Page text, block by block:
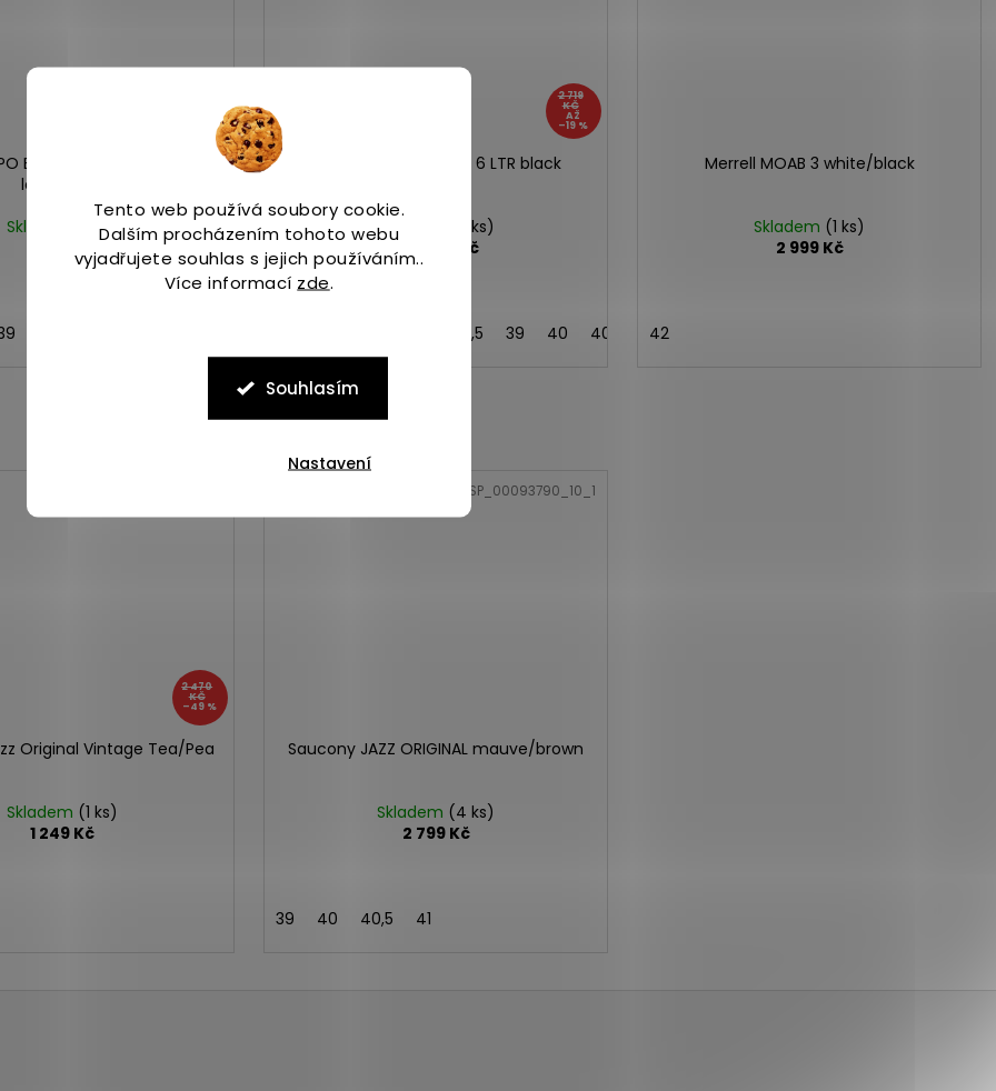
Tento web používá soubory cookie.
Dalším procházením tohoto webu
vyjadřujete souhlas s jejich používáním..
Více informací zde.
Souhlasím
Nastavení
EXPLORER AEROSPORT W
lost bloom
Skladem
(1 ks)
2 239 Kč
2 719
KČ
AŽ
–19 %
Merrell VAPOR GLOVE 6 LTR black
Na skladě (1 ks)
od 2 190 Kč
38,5 39 40 40,5 41
Merrell MOAB 3 white/black
Skladem (1 ks)
2 999 Kč
42
2 470
KČ
–49 %
Original Vintage Tea/Pea
Skladem (1 ks)
1 249 Kč
Saucony JAZZ ORIGINAL mauve/brown
Skladem (4 ks)
2 799 Kč
39 40 40,5 41
ASP_00093790_10_1